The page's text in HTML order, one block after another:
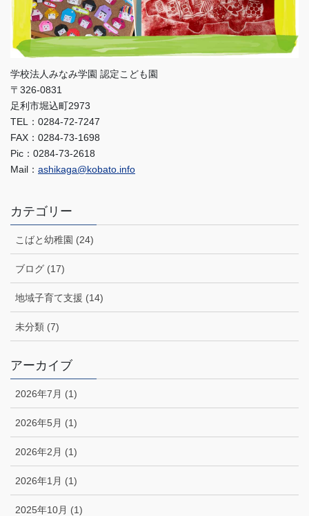
学校法人みなみ学園 認定こども園
〒326-0831
足利市堀込町2973
TEL：0284-72-7247
FAX：0284-73-1698
Pic：0284-73-2618
Mail： ashikaga@kobato.info
カテゴリー
こばと幼稚園 (24)
ブログ (17)
地域子育て支援 (14)
未分類 (7)
アーカイブ
2026年7月 (1)
2026年5月 (1)
2026年2月 (1)
2026年1月 (1)
2025年10月 (1)